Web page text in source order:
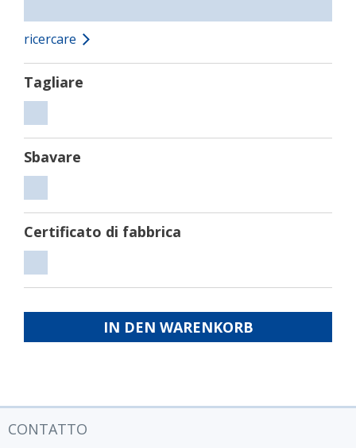
ricercare
Tagliare
Sbavare
Certificato di fabbrica
di
fabbrica
IN DEN WARENKORB
CONTATTO